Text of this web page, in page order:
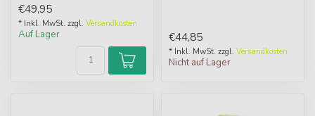
runden EVA-Mappen von
65...
€49,95
* Inkl. MwSt. zzgl. Versandkosten
Auf Lager €44,85
* Inkl. MwSt. zzgl. Versandkosten
Nicht auf Lager